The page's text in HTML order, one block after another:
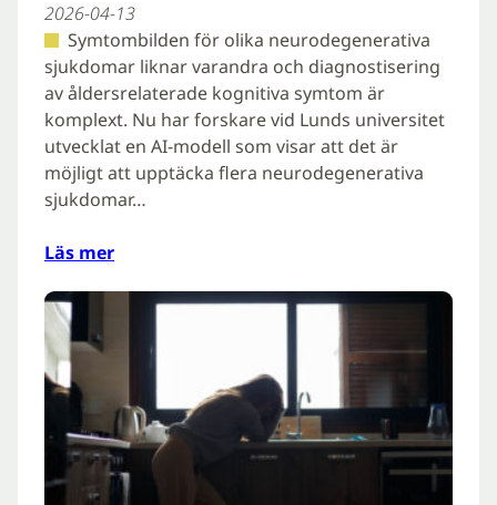
2026-04-13
Symtombilden för olika neurodegenerativa
sjukdomar liknar varandra och diagnostisering
av åldersrelaterade kognitiva symtom är
komplext. Nu har forskare vid Lunds universitet
utvecklat en AI-modell som visar att det är
möjligt att upptäcka flera neurodegenerativa
sjukdomar…
Läs mer